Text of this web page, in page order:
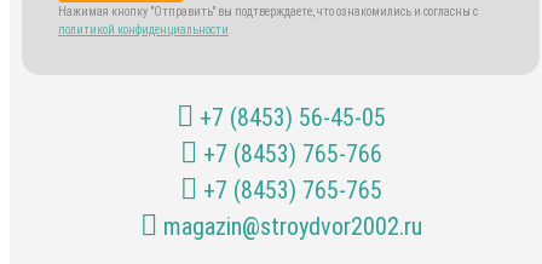
Нажимая кнопку "Отправить" вы подтверждаете, что ознакомились и согласны с
политикой конфиденциальности
+7 (8453) 56-45-05
+7 (8453) 765-766
+7 (8453) 765-765
magazin@stroydvor2002.ru